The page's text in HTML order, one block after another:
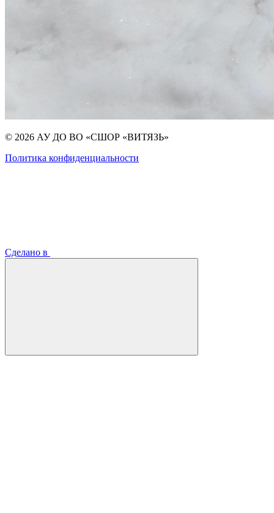
© 2026 АУ ДО ВО «СШОР «ВИТЯЗЬ»
Политика конфиденциальности
Сделано в